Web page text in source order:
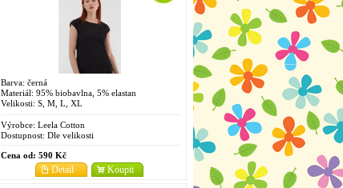
Barva: černá
Materiál: 95% biobavlna, 5% elastan
Velikosti: S, M, L, XL
Výrobce: Leela Cotton
Dostupnost: Dle velikosti
Cena od: 590 Kč
Koupit
Detail